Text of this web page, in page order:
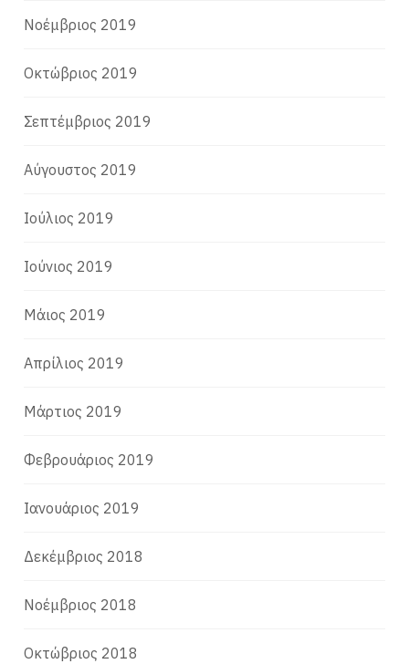
Νοέμβριος 2019
Οκτώβριος 2019
Σεπτέμβριος 2019
Αύγουστος 2019
Ιούλιος 2019
Ιούνιος 2019
Μάιος 2019
Απρίλιος 2019
Μάρτιος 2019
Φεβρουάριος 2019
Ιανουάριος 2019
Δεκέμβριος 2018
Νοέμβριος 2018
Οκτώβριος 2018